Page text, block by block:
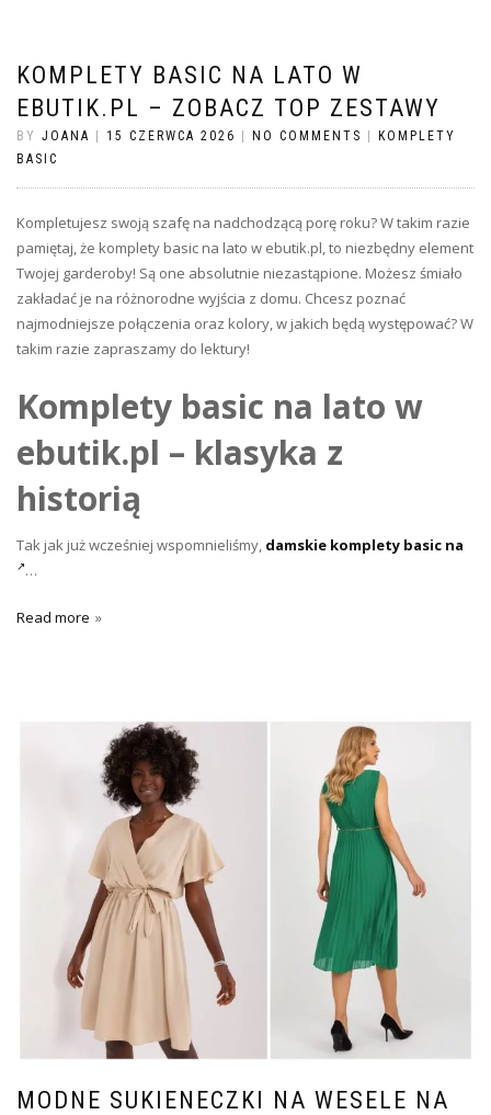
KOMPLETY BASIC NA LATO W
EBUTIK.PL – ZOBACZ TOP ZESTAWY
BY JOANA 15 CZERWCA 2026 NO COMMENTS
KOMPLETY
BASIC
Kompletujesz swoją szafę na nadchodzącą porę roku? W takim razie
pamiętaj, że komplety basic na lato w ebutik.pl, to niezbędny element
Twojej garderoby! Są one absolutnie niezastąpione. Możesz śmiało
zakładać je na różnorodne wyjścia z domu. Chcesz poznać
najmodniejsze połączenia oraz kolory, w jakich będą występować? W
takim razie zapraszamy do lektury!
Komplety basic na lato w
ebutik.pl – klasyka z
historią
Tak jak już wcześniej wspomnieliśmy, damskie komplety basic na
…
Read more
MODNE SUKIENECZKI NA WESELE NA